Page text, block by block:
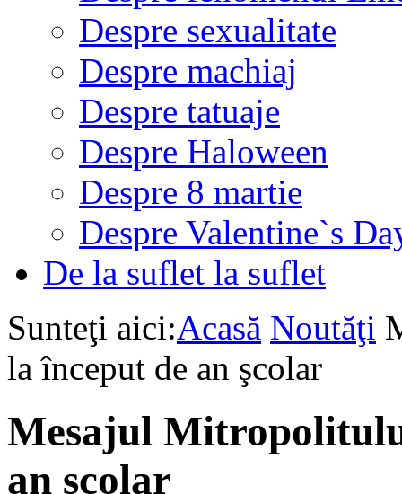
Despre sexualitate
Despre machiaj
Despre tatuaje
Despre Haloween
Despre 8 martie
Despre Valentine`s
De la suflet la suflet
Sunteţi aici:Acasă Noutăţi
la început de an şcolar
Mesajul
an şcolar